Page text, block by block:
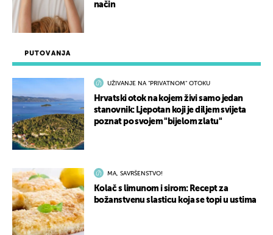
PUTOVANJA
UŽIVANJE NA "PRIVATNOM" OTOKU
Hrvatski otok na kojem živi samo jedan
stanovnik: Ljepotan koji je diljem svijeta
poznat po svojem "bijelom zlatu"
MA, SAVRŠENSTVO!
Kolač s limunom i sirom: Recept za
božanstvenu slasticu koja se topi u ustima
način